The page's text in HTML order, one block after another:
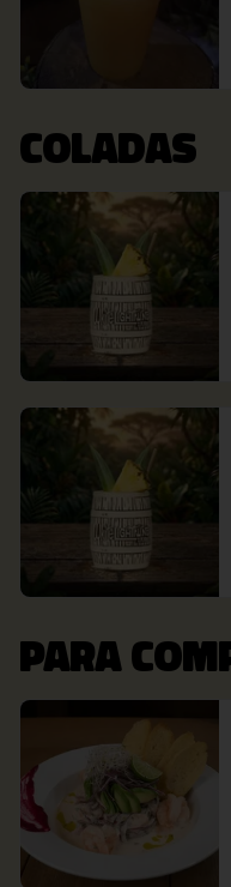
COLADAS
PARA